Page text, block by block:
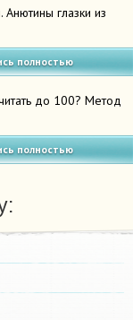
глазки из
полностью
до 100? Метод
полностью